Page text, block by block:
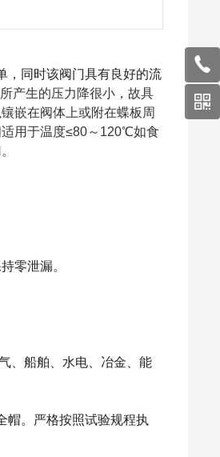
，同时该阀门具有良好的流
产生的压力降很小，故具
嵌在阀体上或附在蝶板周
用于温度≤80～120℃如食
零泄漏。
、船舶、水电、冶金、能
帽。严格按照试验规程执